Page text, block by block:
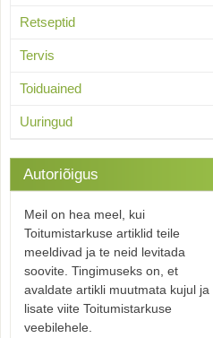
Retseptid
Tervis
Toiduained
Uuringud
Autoriõigus
Meil on hea meel, kui
Toitumistarkuse artiklid teile
meeldivad ja te neid levitada
soovite. Tingimuseks on, et
avaldate artikli muutmata kujul ja
lisate viite Toitumistarkuse
veebilehele.